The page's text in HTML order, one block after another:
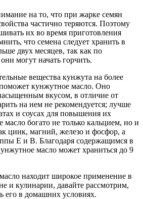
на то, что при жарке семян
частично теряются. Поэтому
их во время приготовления
что семена следует хранить в
двух месяцев, так как по
могут начать горчить.
вещества кунжута на более
кунжутное масло. Оно
вкусом, в отличие от
на нем не рекомендуется; лучше
и соусах для повышения их
масло богато не только кальцием, но и
цинк, магний, железо и фосфор, а
E и B. Благодаря содержащимся в
масло может храниться до 9
находит широкое применение в
и кулинарии, давайте рассмотрим,
его в домашних условиях.